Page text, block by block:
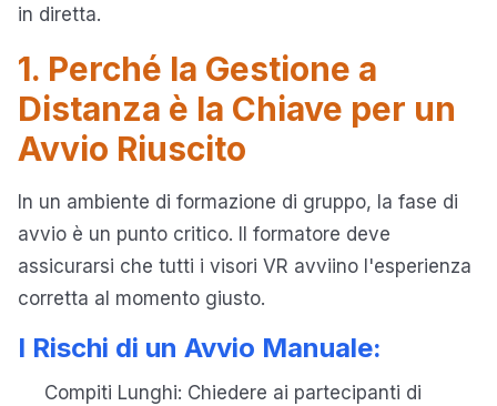
in diretta.
1. Perché la Gestione a
Distanza è la Chiave per un
Avvio Riuscito
In un ambiente di formazione di gruppo, la fase di
avvio è un punto critico. Il formatore deve
assicurarsi che tutti i visori VR avviino l'esperienza
corretta al momento giusto.
I Rischi di un Avvio Manuale:
Compiti Lunghi: Chiedere ai partecipanti di